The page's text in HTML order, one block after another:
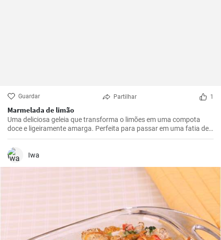
Guardar Partilhar 1
Marmelada de limão
Uma deliciosa geleia que transforma o limões em uma compota
doce e ligeiramente amarga. Perfeita para passar em uma fatia de
pão torrado ou usar como recheio para sobremesas.
Iwa